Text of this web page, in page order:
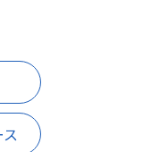
正、追加又は削
申し出ることが
人であることを